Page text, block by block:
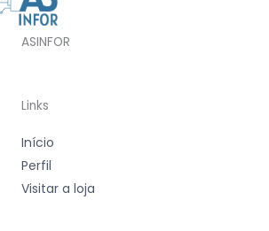
ASINFOR
Links
Início
Perfil
Visitar a loja